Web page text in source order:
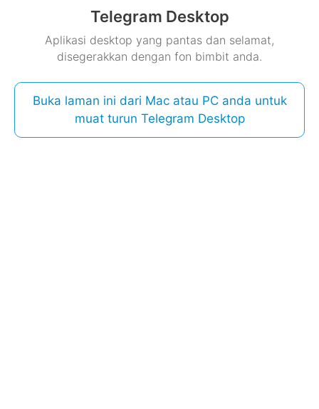
Telegram Desktop
Aplikasi desktop yang pantas dan selamat,
disegerakkan dengan fon bimbit anda.
Buka laman ini dari Mac atau PC anda untuk
muat turun Telegram Desktop